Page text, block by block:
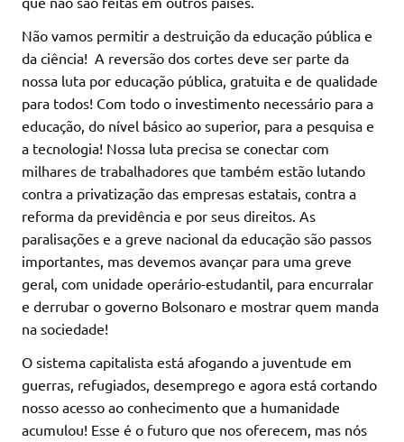
Não vamos permitir a destruição da educação pública e
da ciência! A reversão dos cortes deve ser parte da
nossa luta por educação pública, gratuita e de qualidade
para todos! Com todo o investimento necessário para a
educação, do nível básico ao superior, para a pesquisa e
a tecnologia! Nossa luta precisa se conectar com
milhares de trabalhadores que também estão lutando
contra a privatização das empresas estatais, contra a
reforma da previdência e por seus direitos. As
paralisações e a greve nacional da educação são passos
importantes, mas devemos avançar para uma greve
geral, com unidade operário-estudantil, para encurralar
e derrubar o governo Bolsonaro e mostrar quem manda
na sociedade!
O sistema capitalista está afogando a juventude em
guerras, refugiados, desemprego e agora está cortando
nosso acesso ao conhecimento que a humanidade
acumulou! Esse é o futuro que nos oferecem, mas nós